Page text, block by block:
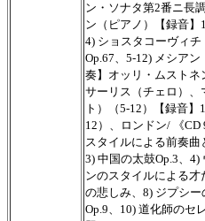
ン・ソナタ第2番ニ長
ン（ピアノ）【録音】
4) ショスタコーヴィ
Op.67、5-12) メシア
奏】オッリ・ムストネ
サーリス（チェロ）、
ト）（5-12）【録音
12）、ロンドン/ 《
スタイルによる前奏曲
3) 中国の太鼓Op.3、4)
ンのスタイルによる才
の悲しみ、8) ジプシ
Op.9、10) 道化師のセ